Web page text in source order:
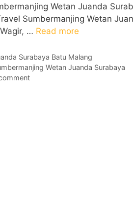
Wetan Juanda
Sumbermanjing Wetan
… Read more
Surabaya Batu Malang
Wetan Juanda Surabaya